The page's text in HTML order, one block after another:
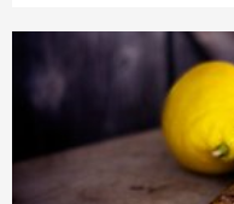
ursprungsbeteckning.